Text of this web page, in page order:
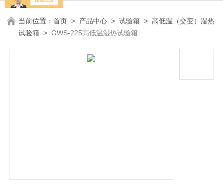
当前位置：首页 > 产品中心 >试验箱 >高低温（交变）湿热
试验箱 >GWS-225高低温湿热试验箱